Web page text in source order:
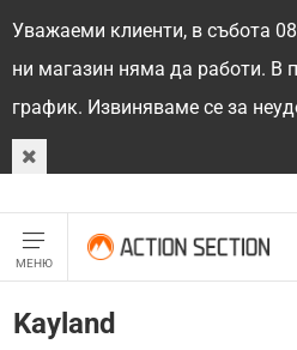
Уважаеми клиенти, в събота
ни магазин няма да работи. В
график. Извиняваме се за
Kayland